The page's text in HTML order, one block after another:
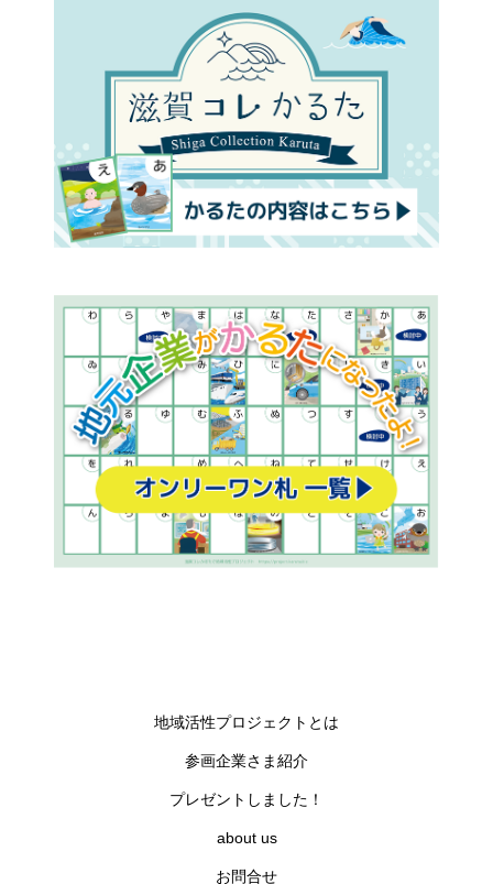
地域活性プロジェクトとは
参画企業さま紹介
プレゼントしました！
about us
お問合せ